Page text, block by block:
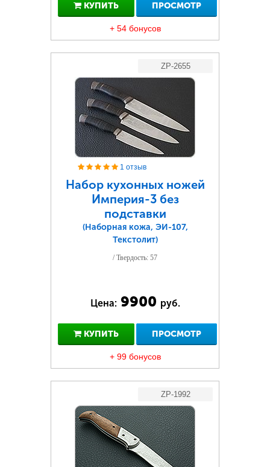
КУПИТЬ ПРОСМОТР
+ 54 бонусов
ZP-2655
1 отзыв
Набор кухонных ножей
Империя-3 без
подставки
(Наборная кожа, ЭИ-107,
Текстолит)
/ Твердость: 57
Цена: 9900 руб.
КУПИТЬ ПРОСМОТР
+ 99 бонусов
ZP-1992